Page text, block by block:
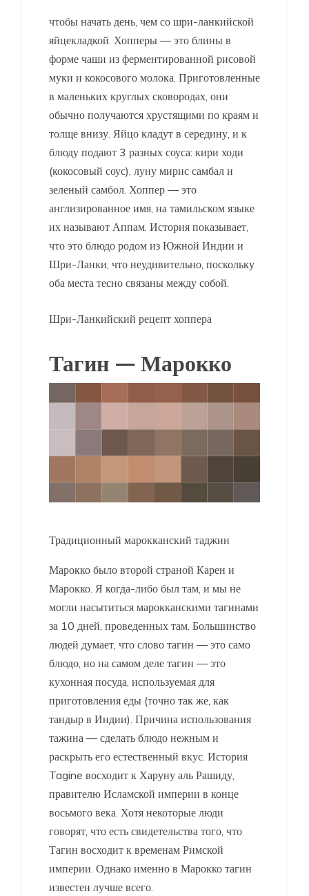
чтобы начать день, чем со шри-ланкийской
яйцекладкой. Хопперы — это блины в
форме чаши из ферментированной рисовой
муки и кокосового молока. Приготовленные
в маленьких круглых сковородах, они
обычно получаются хрустящими по краям и
толще внизу. Яйцо кладут в середину, и к
блюду подают 3 разных соуса: кири ходи
(кокосовый соус), луну мирис самбал и
зеленый самбол. Хоппер — это
англизированное имя, на тамильском языке
их называют Аппам. История показывает,
что это блюдо родом из Южной Индии и
Шри-Ланки, что неудивительно, поскольку
оба места тесно связаны между собой.
Шри-Ланкийский рецепт хоппера
Тагин — Марокко
Традиционный марокканский таджин
Марокко было второй страной Карен и
Марокко. Я когда-либо был там, и мы не
могли насытиться марокканскими тагинами
за 10 дней, проведенных там. Большинство
людей думает, что слово тагин — это само
блюдо, но на самом деле тагин — это
кухонная посуда, используемая для
приготовления еды (точно так же, как
тандыр в Индии). Причина использования
тажина — сделать блюдо нежным и
раскрыть его естественный вкус. История
Tagine восходит к Харуну аль Рашиду,
правителю Исламской империи в конце
восьмого века. Хотя некоторые люди
говорят, что есть свидетельства того, что
Тагин восходит к временам Римской
империи. Однако именно в Марокко тагин
известен лучше всего.